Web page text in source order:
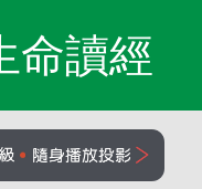
命讀經